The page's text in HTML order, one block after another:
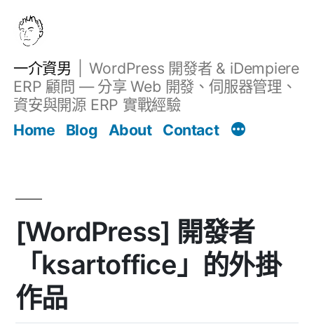
一介資男
WordPress 開發者 & iDempiere
ERP 顧問 — 分享 Web 開發、伺服器管理、
資安與開源 ERP 實戰經驗
Home
Blog About Contact
[WordPress] 開發者
「ksartoffice」的外掛
作品
文章